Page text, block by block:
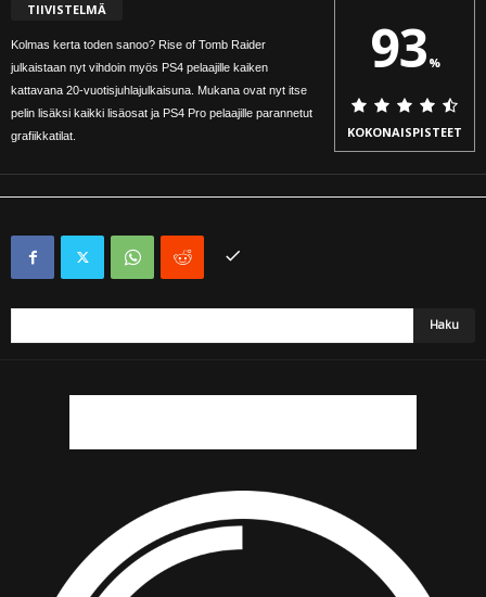
TIIVISTELMÄ
Kolmas kerta toden sanoo? Rise of Tomb Raider
julkaistaan nyt vihdoin myös PS4 pelaajille kaiken
kattavana 20-vuotisjuhlajulkaisuna. Mukana ovat nyt itse
pelin lisäksi kaikki lisäosat ja PS4 Pro pelaajille parannetut
grafiikkatilat.
93 %
KOKONAISPISTEET